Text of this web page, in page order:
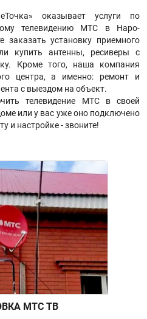
оказывает услуги по
телевидению МТС в Наро-
установку приемного
купить антенны, ресиверы с
Кроме того, наша компания
центра, а именно: ремонт и
с выездом на объект.
телевидение МТС в своей
или у вас уже оно подключено
и настройке - звоните!
МТС ТВ